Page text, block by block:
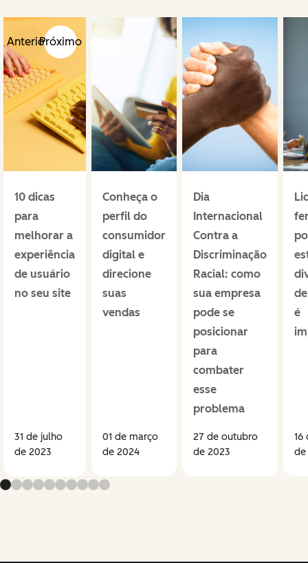
AnteriorPróximo
10 dicas
para
melhorar a
experiência
de usuário
no seu site
31 de julho
de 2023
Conheça o
perfil do
consumidor
digital e
direcione
suas
vendas
01 de março
de 2024
Dia
Internacional
Contra a
Discriminação
Racial: como
sua empresa
pode se
posicionar
para
combater
esse
problema
27 de outubro
de 2023
é
16
de